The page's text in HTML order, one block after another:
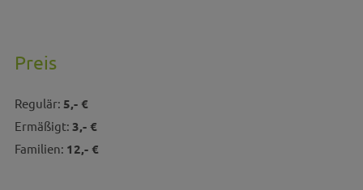
Preis
Regulär: 5,- €
Ermäßigt: 3,- €
Familien: 12,- €